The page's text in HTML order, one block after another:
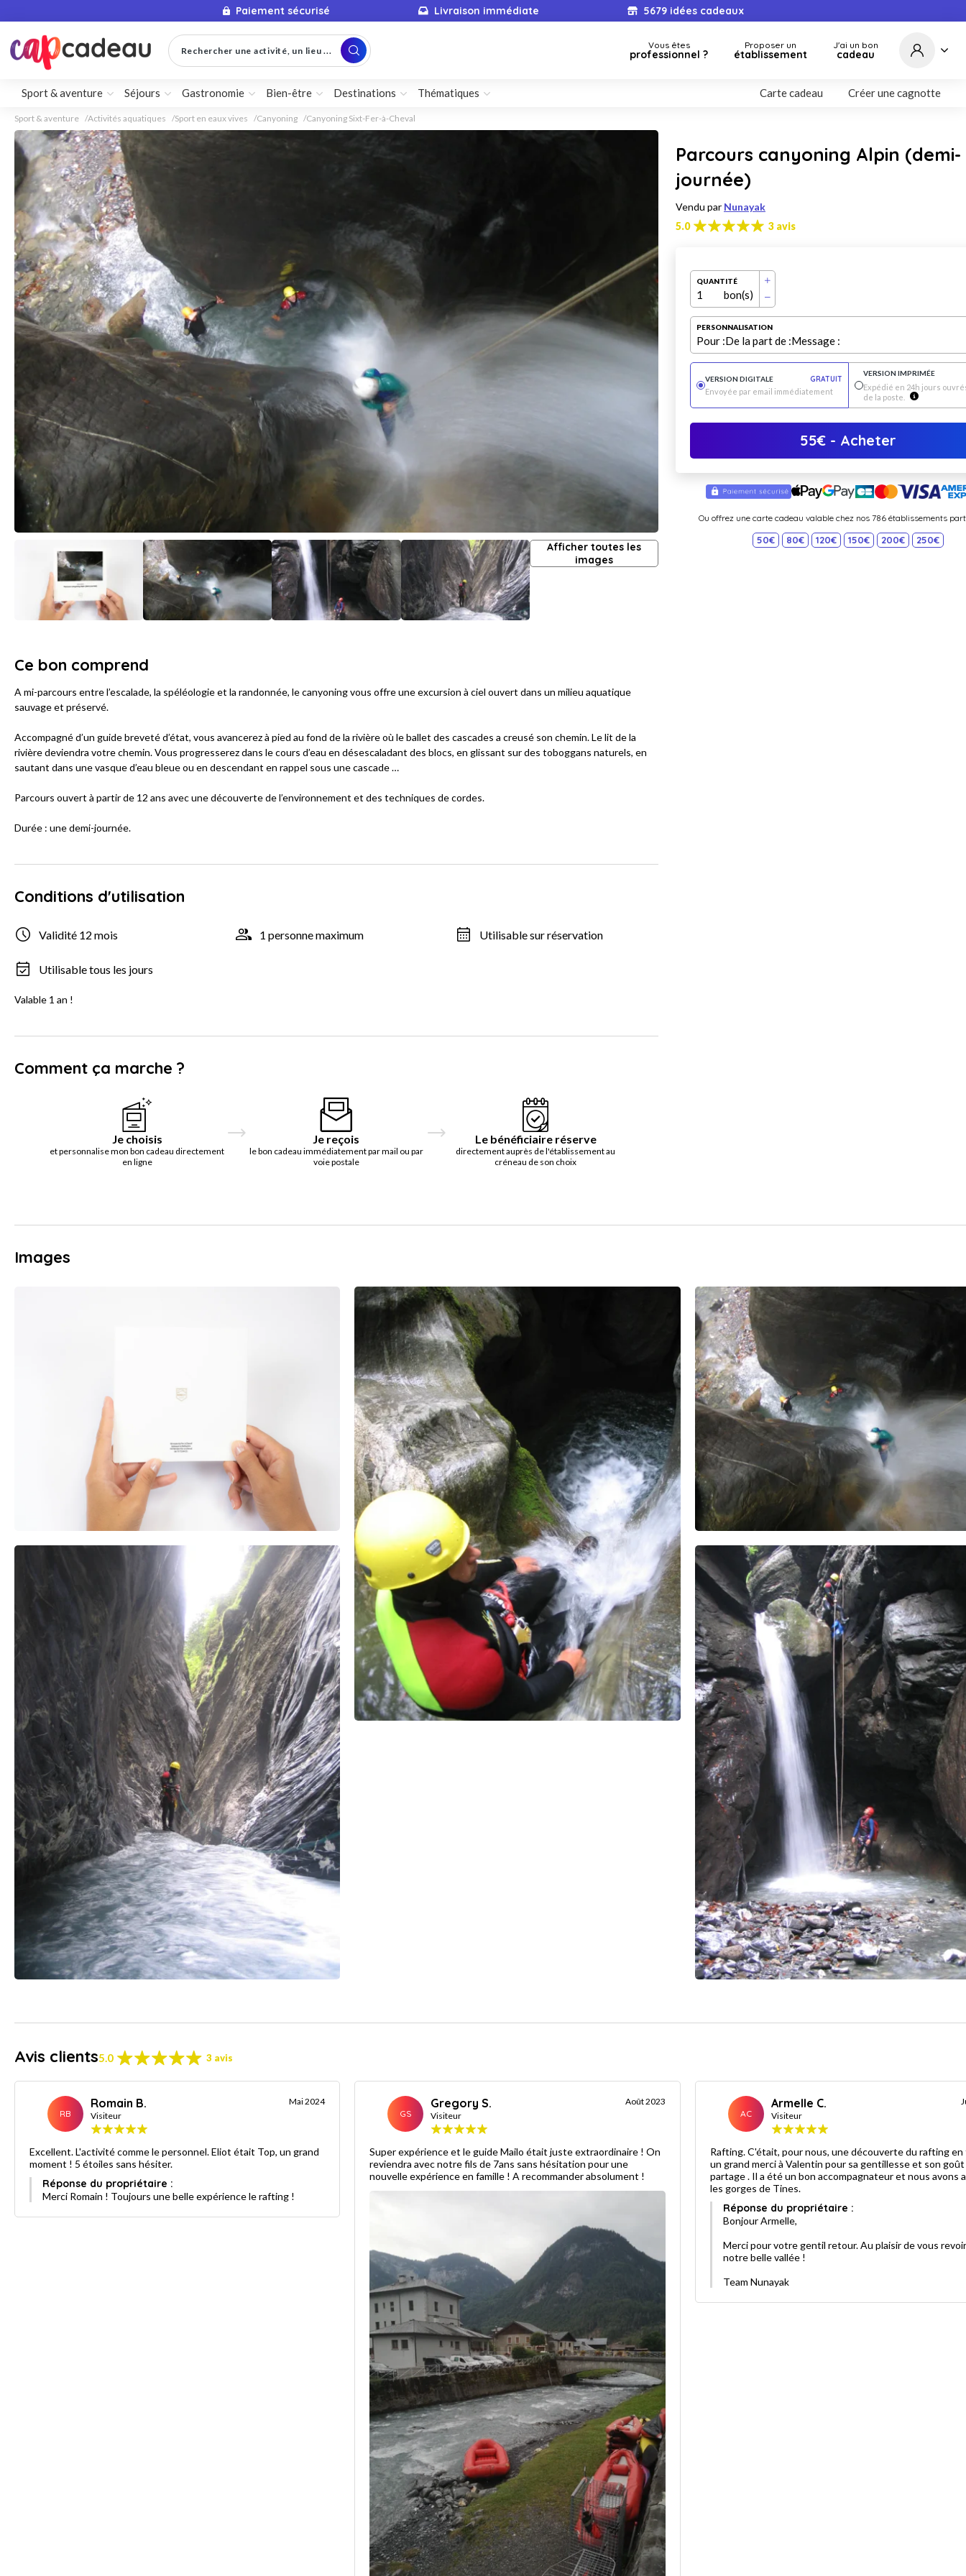
Paiement sécurisé Livraison immédiate 5679 idées cadeaux
Rechercher une activité, un lieu ... Vous êtes
professionnel ?
Proposer un
établissement
J'ai un bon
cadeau
Sport & aventure Séjours Gastronomie Bien-être Destinations Thématiques Carte cadeau Créer une cagnotte
Sport & aventure Activités aquatiques Sport en eaux vives Canyoning Canyoning Sixt-Fer-à-Cheval
Afficher toutes les
images
Parcours canyoning Alpin (demi-
journée)
Vendu par Nunayak
5.0
3 avis
QUANTITÉ
1 bon(s)
PERSONNALISATION
Pour :De la part de :Message :
VERSION DIGITALE
GRATUIT
Envoyée par email immédiatement
VERSION IMPRIMÉE
Expédié en 24h jours
de la poste.
55€ - Acheter
Ou offrez une carte cadeau valable chez nos 786 établissements
50€ 80€ 120€ 150€ 200€ 250€
Ce bon comprend
A mi-parcours entre l’escalade, la spéléologie et la randonnée, le canyoning vous offre une excursion à ciel ouvert dans un milieu aquatique
sauvage et préservé.
Accompagné d’un guide breveté d’état, vous avancerez à pied au fond de la rivière où le ballet des cascades a creusé son chemin. Le lit de la
rivière deviendra votre chemin. Vous progresserez dans le cours d’eau en désescaladant des blocs, en glissant sur des toboggans naturels, en
sautant dans une vasque d’eau bleue ou en descendant en rappel sous une cascade …
Parcours ouvert à partir de 12 ans avec une découverte de l’environnement et des techniques de cordes.
Durée : une demi-journée.
Conditions d'utilisation
Validité 12 mois 1 personne maximum Utilisable sur réservation
Utilisable tous les jours
Valable 1 an !
Comment ça marche ?
Je choisis
et personnalise mon bon cadeau directement
en ligne
Je reçois
le bon cadeau immédiatement par mail ou par
voie postale
Le bénéficiaire réserve
directement auprès de l'établissement au
créneau de son choix
Images
Avis clients5.0 3 avis
RB
Romain B.
Visiteur
Mai 2024
Excellent. L'activité comme le personnel. Eliot était Top, un grand
moment ! 5 étoiles sans hésiter.
Réponse du propriétaire :
Merci Romain ! Toujours une belle expérience le rafting !
GS
Gregory S.
Visiteur
Août 2023
Super expérience et le guide Mailo était juste extraordinaire ! On
reviendra avec notre fils de 7ans sans hésitation pour une
nouvelle expérience en famille ! A recommander absolument !
AC
Armelle C.
Visiteur
Rafting. C'était, pour nous, une découverte du rafting en
un grand merci à Valentin pour sa gentillesse et son
partage . Il a été un bon accompagnateur et nous avons
les gorges de Tines.
Réponse du propriétaire :
Bonjour Armelle,
Merci pour votre gentil retour. Au plaisir de vous
notre belle vallée !
Team Nunayak